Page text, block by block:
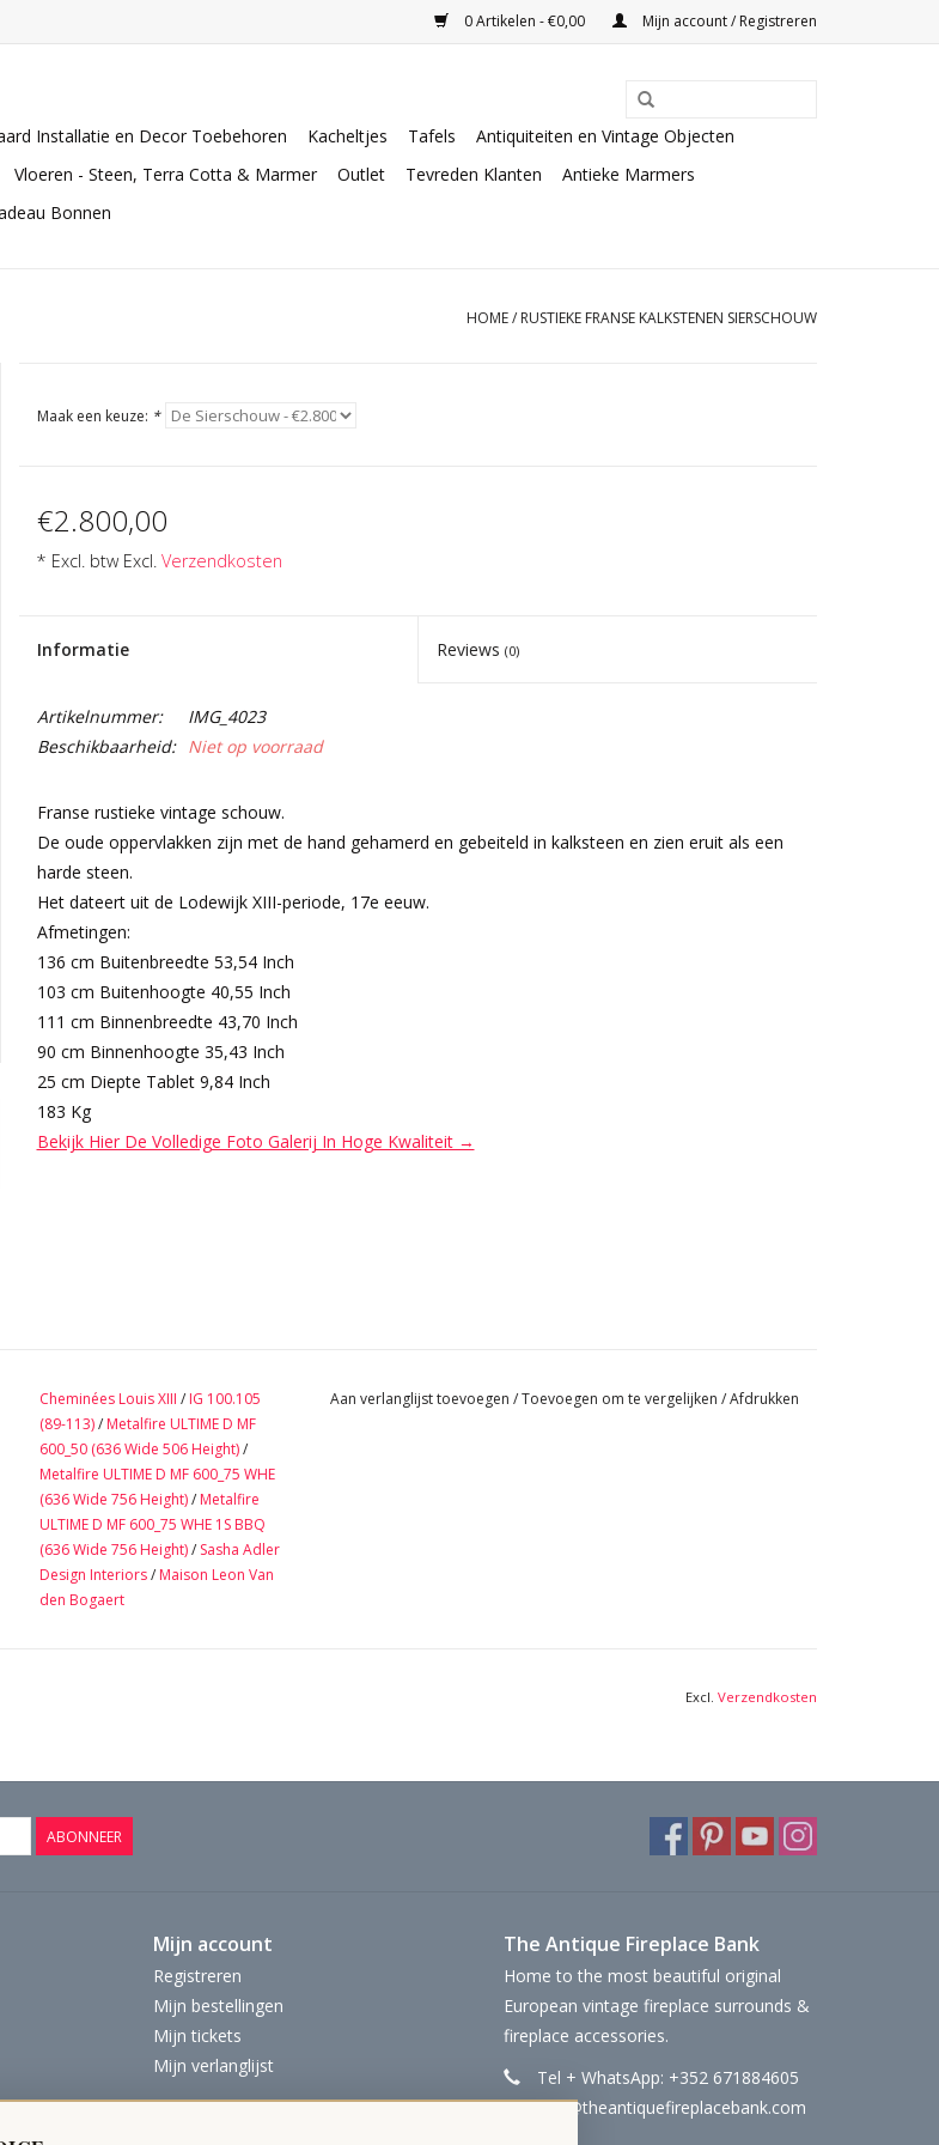
0 Artikelen - €0,00 Mijn account / Registreren
Installatie en Decor Toebehoren Kacheltjes Tafels
Antiquiteiten en Vintage Objecten
Vloeren - Steen, Terra Cotta & Marmer Outlet Tevreden Klanten
Antieke Marmers
Bonnen
HOME/ RUSTIEKE FRANSE KALKSTENEN SIERSCHOUW
Maak een keuze: *
€2.800,00
* Excl. btw Excl. Verzendkosten
Informatie Reviews(0)
Artikelnummer:
IMG_4023
Beschikbaarheid:
Niet op voorraad
Franse rustieke vintage schouw.
De oude oppervlakken zijn met de hand gehamerd en gebeiteld in kalksteen en zien eruit als een
harde steen.
Het dateert uit de Lodewijk XIII-periode, 17e eeuw.
Afmetingen:
136 cm Buitenbreedte 53,54 Inch
103 cm Buitenhoogte 40,55 Inch
111 cm Binnenbreedte 43,70 Inch
90 cm Binnenhoogte 35,43 Inch
25 cm Diepte Tablet 9,84 Inch
183 Kg
Bekijk Hier De Volledige Foto Galerij In Hoge Kwaliteit →
Cheminées Louis XIII / IG 100.105
(89-113)/ Metalfire ULTIME D MF
600_50 (636 Wide 506 Height)/
Metalfire ULTIME D MF 600_75 WHE
(636 Wide 756 Height)/ Metalfire
ULTIME D MF 600_75 WHE 1S BBQ
(636 Wide 756 Height)/ Sasha Adler
Design Interiors/ Maison Leon Van
den Bogaert
Aan verlanglijst toevoegen /Toevoegen om te vergelijken /Afdrukken
Excl. Verzendkosten
ABONNEER
Mijn account
Registreren
Mijn bestellingen
Mijn tickets
Mijn verlanglijst
The Antique Fireplace Bank
Home to the most beautiful original
European vintage fireplace surrounds &
fireplace accessories.
Tel + WhatsApp: +352 671884605
info@theantiquefireplacebank.com